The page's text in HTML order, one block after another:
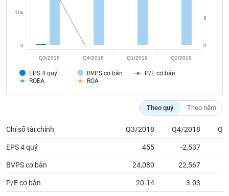
EPS 4 quý BVPS cơ bản
P/E cơ bản
ROEA
ROA
0
10k
0
8
Q3/2018 Q4/2018 Q1/2019 Q2/2019
Theo quý Theo năm
Chỉ số tài chính Q3/2018 Q4/2018
EPS 4 quý 455 -2,537
BVPS cơ bản 24,080 22,567
P/E cơ bản 20.14 -3.03
liệu